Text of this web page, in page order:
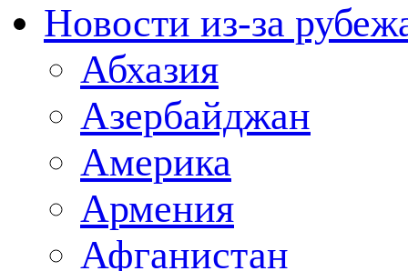
Новости из-за
Абхазия
Азербайджан
Америка
Армения
Афганистан